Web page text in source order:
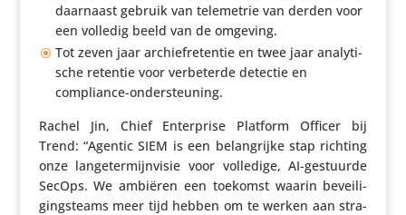
daarnaast gebruik van tele­me­trie van derden voor
een volledig beeld van de omgeving.
Tot zeven jaar archief­re­tentie en twee jaar analy­ti­
sche retentie voor verbe­terde detectie en
compliance-ondersteuning.
Rachel Jin, Chief Enter­prise Platform Officer bij
Trend: “Agentic SIEM is een belang­rijke stap richting
onze lange­ter­mijn­visie voor volledige, AI-gestuurde
SecOps. We ambiëren een toekomst waarin bevei­li­
gings­teams meer tijd hebben om te werken aan stra­